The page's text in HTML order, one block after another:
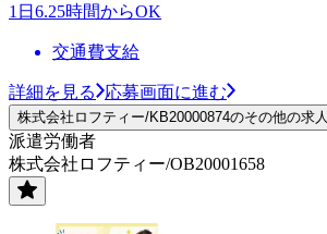
1日6.25時間からOK
交通費支給
詳細を見る 応募画面に進む
株式会社ロフティー/KB20000874のその他の求
派遣労働者
株式会社ロフティー/OB20001658